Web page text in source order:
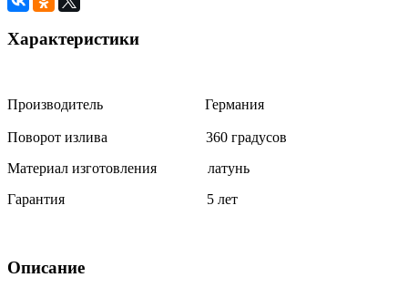
Характеристики
Производитель Германия
Поворот излива 360 градусов
Материал изготовления латунь
Гарантия 5 лет
Описание